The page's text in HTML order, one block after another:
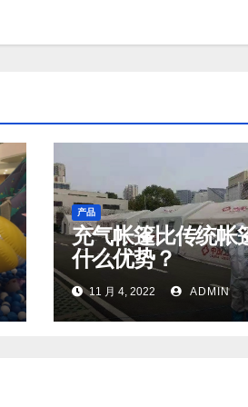
产品
充气帐篷比传统帐
什么优势？
11 月 4, 2022 ADMIN